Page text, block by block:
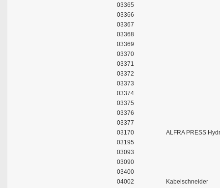
03365
03366
03367
03368
03369
03370
03371
03372
03373
03374
03375
03376
03377
03170
ALFRA PRESS
03195
03093
03090
03400
04002
Kabelschneider